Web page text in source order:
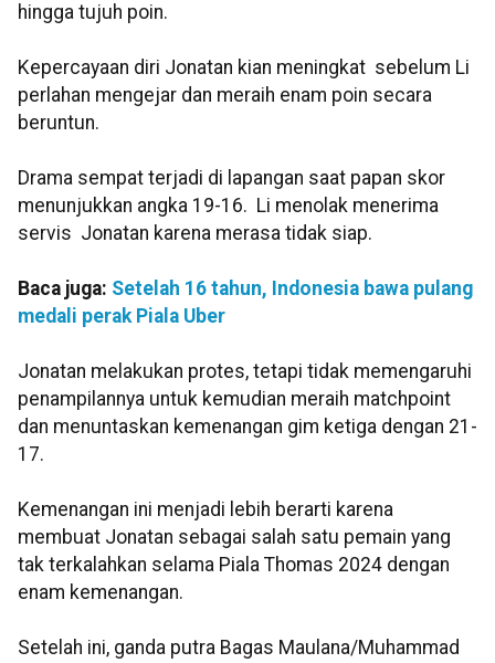
hingga tujuh poin.
Kepercayaan diri Jonatan kian meningkat sebelum Li
perlahan mengejar dan meraih enam poin secara
beruntun.
Drama sempat terjadi di lapangan saat papan skor
menunjukkan angka 19-16. Li menolak menerima
servis Jonatan karena merasa tidak siap.
Baca juga: Setelah 16 tahun, Indonesia bawa pulang
medali perak Piala Uber
Jonatan melakukan protes, tetapi tidak memengaruhi
penampilannya untuk kemudian meraih matchpoint
dan menuntaskan kemenangan gim ketiga dengan 21-
17.
Kemenangan ini menjadi lebih berarti karena
membuat Jonatan sebagai salah satu pemain yang
tak terkalahkan selama Piala Thomas 2024 dengan
enam kemenangan.
Setelah ini, ganda putra Bagas Maulana/Muhammad